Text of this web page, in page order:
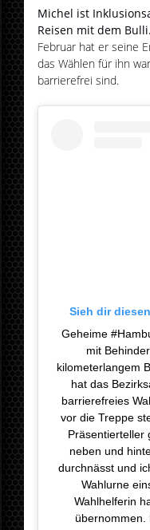
Michel ist
Reisen mit dem Bulli.
Februar hat er seine
das Wählen für ihn
barrierefrei sind.
Sieh dir
Geheime
mit
kilometerlangem
hat das
barrierefreies
vor die Treppe
Präsentierteller
neben und
durchnässt und
Wahlurne
Wahlhelferin
übernommen.